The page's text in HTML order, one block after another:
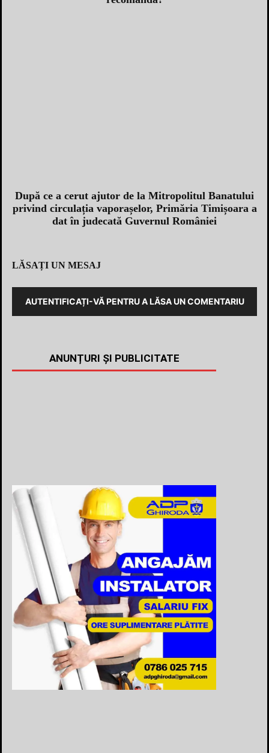
După ce a cerut ajutor de la Mitropolitul Banatului
privind circulația vaporașelor, Primăria Timișoara a
dat în judecată Guvernul României
LĂSAȚI UN MESAJ
AUTENTIFICAȚI-VĂ PENTRU A LĂSA UN COMENTARIU
ANUNȚURI ȘI PUBLICITATE